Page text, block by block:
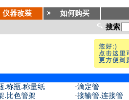
仪器改装 如何购买
搜索
.称瓶.称量纸 ·滴定管
.比色管架 ·接输管.连接管